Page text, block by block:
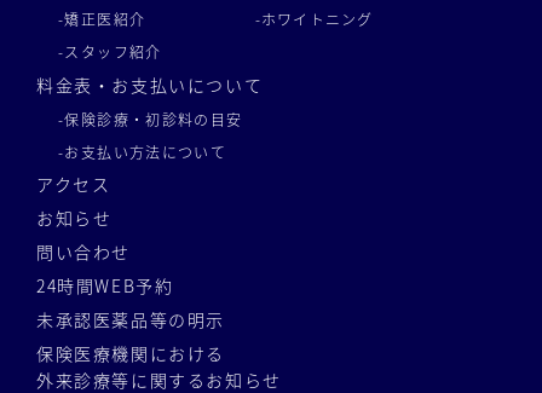
-矯正医紹介
-スタッフ紹介
-ホワイトニング
料金表・お支払いについて
-保険診療・初診料の目安
-お支払い方法について
アクセス
お知らせ
問い合わせ
24時間WEB予約
未承認医薬品等の明示
保険医療機関における
外来診療等に関するお知らせ